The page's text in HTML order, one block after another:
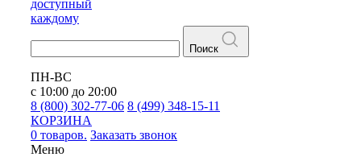
доступный
каждому
Поиск
ПН-ВС
с 10:00 до 20:00
8 (800) 302-77-06 8 (499) 348-15-11
КОРЗИНА
0 товаров. Заказать звонок
Меню